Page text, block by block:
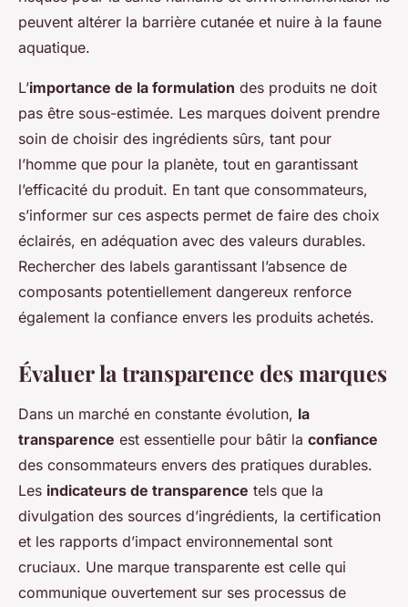
peuvent altérer la barrière cutanée et nuire à la faune
aquatique.
L’importance de la formulation des produits ne doit
pas être sous-estimée. Les marques doivent prendre
soin de choisir des ingrédients sûrs, tant pour
l’homme que pour la planète, tout en garantissant
l’efficacité du produit. En tant que consommateurs,
s’informer sur ces aspects permet de faire des choix
éclairés, en adéquation avec des valeurs durables.
Rechercher des labels garantissant l’absence de
composants potentiellement dangereux renforce
également la confiance envers les produits achetés.
Évaluer la transparence des marques
Dans un marché en constante évolution, la
transparence est essentielle pour bâtir la confiance
des consommateurs envers des pratiques durables.
Les indicateurs de transparence tels que la
divulgation des sources d’ingrédients, la certification
et les rapports d’impact environnemental sont
cruciaux. Une marque transparente est celle qui
communique ouvertement sur ses processus de